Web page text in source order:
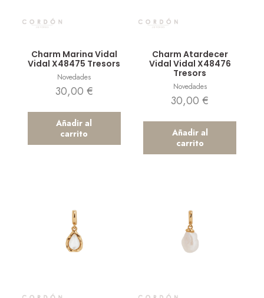
Charm Marina Vidal
Vidal X48475 Tresors
Novedades
30,00 €
Añadir al
carrito
Charm Atardecer
Vidal Vidal X48476
Tresors
Novedades
30,00€
Añadir al
carrito